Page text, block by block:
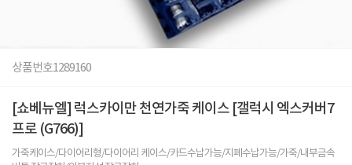
상품번호1289160
[쇼베뉴엘] 럭스카이만 천연가죽 케이스 [갤럭시 엑스커버7
프로 (G766)]
가죽케이스/다이어리형/다이어리 케이스/카드수납가능/지폐수납가능/가죽/내부금속